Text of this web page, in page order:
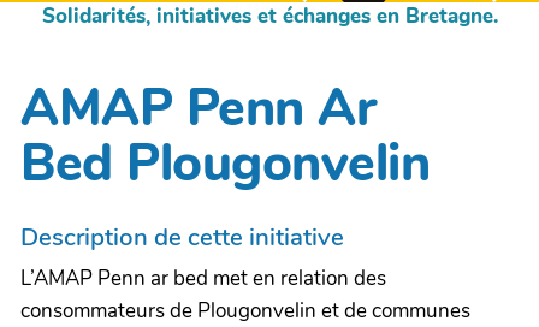
Solidarités, initiatives et échanges en Bretagne.
AMAP Penn Ar
Bed Plougonvelin
Description de cette initiative
L’AMAP Penn ar bed met en relation des
consommateurs de Plougonvelin et de communes